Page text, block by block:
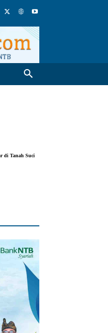
di Tanah Suci